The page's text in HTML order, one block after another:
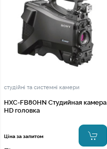
студійні та системні камери
HXC-FB80HN Студийная камера
HD головка
Ціна за запитом